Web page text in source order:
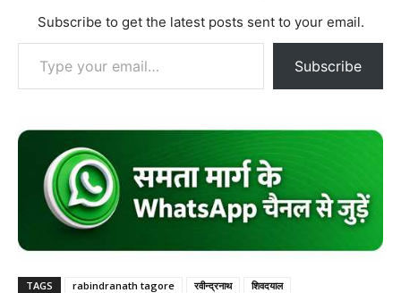
Subscribe to get the latest posts sent to your email.
Type your email…
Subscribe
TAGS rabindranath tagore रवीन्द्रनाथ शिवदयाल